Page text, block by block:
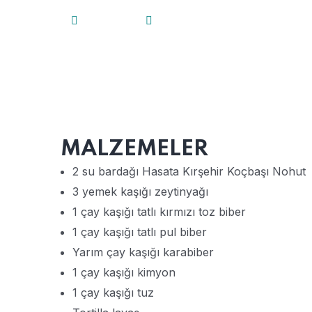
MALZEMELER
2 su bardağı Hasata Kırşehir Koçbaşı Nohut
3 yemek kaşığı zeytinyağı
1 çay kaşığı tatlı kırmızı toz biber
1 çay kaşığı tatlı pul biber
Yarım çay kaşığı karabiber
1 çay kaşığı kimyon
1 çay kaşığı tuz